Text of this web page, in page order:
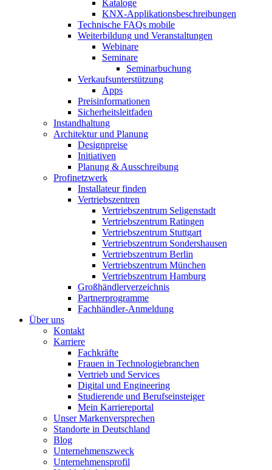
Kataloge
KNX-Applikationsbeschreibungen
Technische FAQs mobile
Weiterbildung und Veranstaltungen
Webinare
Seminare
Seminarbuchung
Verkaufsunterstützung
Apps
Preisinformationen
Sicherheitsleitfaden
Instandhaltung
Architektur und Planung
Designpreise
Initiativen
Planung & Ausschreibung
Profinetzwerk
Installateur finden
Vertriebszentren
Vertriebszentrum Seligenstadt
Vertriebszentrum Ratingen
Vertriebszentrum Stuttgart
Vertriebszentrum Sondershausen
Vertriebszentrum Berlin
Vertriebszentrum München
Vertriebszentrum Hamburg
Großhändlerverzeichnis
Partnerprogramme
Fachhändler-Anmeldung
Über uns
Kontakt
Karriere
Fachkräfte
Frauen in Technologiebranchen
Vertrieb und Services
Digital und Engineering
Studierende und Berufseinsteiger
Mein Karriereportal
Unser Markenversprechen
Standorte in Deutschland
Blog
Unternehmenszweck
Unternehmensprofil